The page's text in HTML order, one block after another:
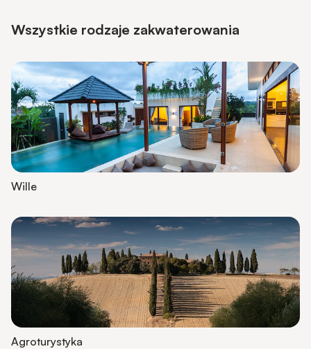
Wszystkie rodzaje zakwaterowania
Wille
Agroturystyka